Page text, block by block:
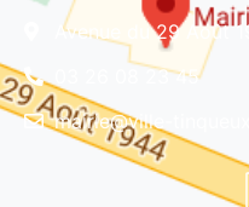
Avenue du 29 Août
03 26 08 23 45
mairie@ville-